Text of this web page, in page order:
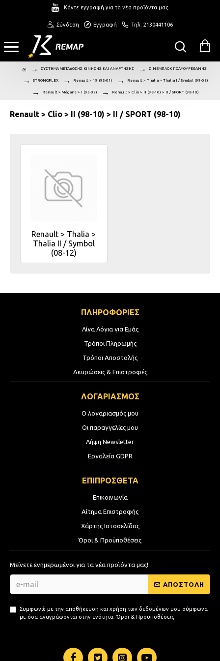
Κάντε εγγραφή για τα νέα προϊόντα μας
Σύνδεση Εγγραφή Τηλ. 2130441106
ΣΥΣΤΗΜΑ ΜΕΤΑΔΟΣΗΣ ΚΙΝΗΣΗΣ ΚΑΙ ΑΝΑΡΤΗΣΗΣ ΣΙΝΕΜΠΛΟΚ ΠΟΛΥΟΥΡΕΘΑΝΗΣ
STRONGFLEX Renault > 19 (93-01) Renault > Thalia > Thalia I / Symbol (99-08)
Renault > Mégane > I (95-02) Renault > Clio > II (98-10) > II / SPORT (98-10)
Renault > Clio > II (98-10) > II / SPORT (98-10)
Renault > Thalia >
Thalia II / Symbol
(08-12)
ΠΛΗΡΟΦΟΡΙΕΣ
Λίγα Λόγια για Εμάς
Τρόποι Πληρωμής
Τρόποι Αποστολής
Ακυρώσεις & Επιστροφές
ΛΟΓΑΡΙΑΣΜΟΣ
Ο λογαριασμός μου
Οι παραγγελίες μου
Λήψη Newsletter
Εργαλεία GDPR
ΕΠΙΠΡΟΣΘΕΤΑ
Επικοινωνία
Αίτημα Επιστροφής
Χάρτης Ιστοσελίδας
Όροι & Προϋποθέσεις
Μείνετε ενημερωμένοι για τα νέα προϊόντα μας!
ΑΠΟΣΤΟΛΗ
Συμφωνώ με την αποθήκευση και χρήση των δεδομένων μου σύμφωνα
με όσα αναγράφονται στην ενότητα Όροι & Προϋποθέσεις